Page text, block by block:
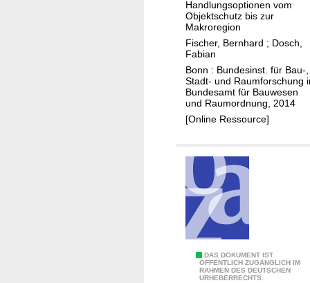
o
n
-
r
e
l
a
t
d
n
r
a
s
s
e
r
:
V
o
r
N
a
c
h
Handlungsoptionen vom
Objektschutz bis zur
Makroregion
Fischer, Bernhard ; Dosch,
Fabian
Bonn : Bundesinst. für Bau-,
Stadt- und Raumforschung
Bundesamt für Bauwesen
und Raumordnung, 2014
[Online Ressource]
DAS DOKUMENT IST
ÖFFENTLICH ZUGÄNGLICH IM
RAHMEN DES DEUTSCHEN
URHEBERRECHTS.